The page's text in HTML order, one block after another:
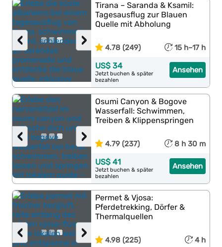
›
‹
Tirana – Saranda & Ksamil:
Tagesausflug zur Blauen
Quelle mit Abholung
4.78 (249) 15 h–17 h
Ansehen
US$ 34
Jetzt buchen & später
bezahlen
›
‹
Osumi Canyon & Bogove
Wasserfall: Schwimmen,
Treiben & Klippenspringen
4.79 (237) 8 h 30 m
Ansehen
US$ 41
Jetzt buchen & später
bezahlen
›
‹
Permet & Vjosa:
Pferdetrekking, Dörfer &
Thermalquellen
4.98 (225) 4 h